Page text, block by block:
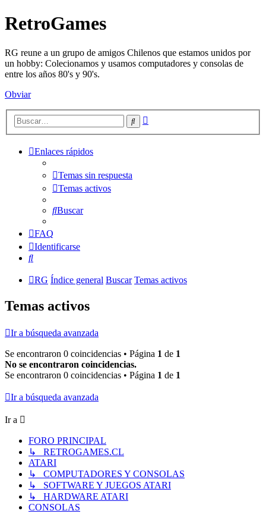
RetroGames
RG reune a un grupo de amigos Chilenos que estamos unidos por
un hobby: Colecionamos y usamos computadores y consolas de
entre los años 80's y 90's.
Obviar
Buscar
Enlaces rápidos
Temas sin respuesta
Temas activos
Buscar
FAQ
Identificarse
Buscar
RG Índice general Buscar Temas activos
Temas activos
Ir a búsqueda avanzada
Se encontraron 0 coincidencias • Página 1 de 1
No se encontraron coincidencias.
Se encontraron 0 coincidencias • Página 1 de 1
Ir a búsqueda avanzada
Ir a
FORO PRINCIPAL
↳ RETROGAMES.CL
ATARI
↳ COMPUTADORES Y CONSOLAS
↳ SOFTWARE Y JUEGOS ATARI
↳ HARDWARE ATARI
CONSOLAS